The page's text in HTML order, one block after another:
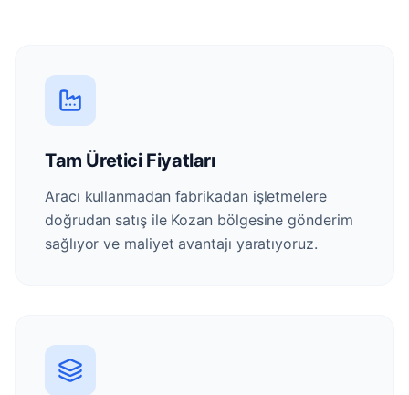
Tam Üretici Fiyatları
Aracı kullanmadan fabrikadan işletmelere
doğrudan satış ile Kozan bölgesine gönderim
sağlıyor ve maliyet avantajı yaratıyoruz.